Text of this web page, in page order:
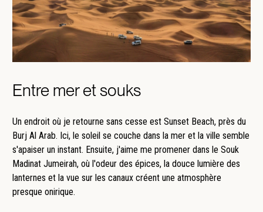
Entre mer et souks
Un endroit où je retourne sans cesse est Sunset Beach, près du
Burj Al Arab. Ici, le soleil se couche dans la mer et la ville semble
s'apaiser un instant. Ensuite, j'aime me promener dans le Souk
Madinat Jumeirah, où l'odeur des épices, la douce lumière des
lanternes et la vue sur les canaux créent une atmosphère
presque onirique.